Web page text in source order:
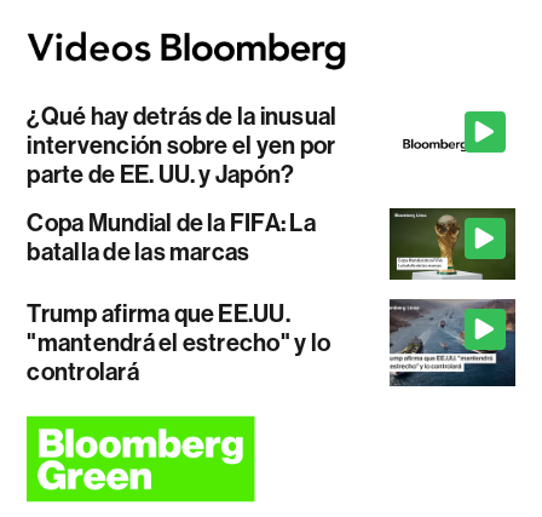
¿Qué hay detrás de la inusual
intervención sobre el yen por
parte de EE. UU. y Japón?
Copa Mundial de la FIFA: La
batalla de las marcas
Trump afirma que EE.UU.
"mantendrá el estrecho" y lo
controlará